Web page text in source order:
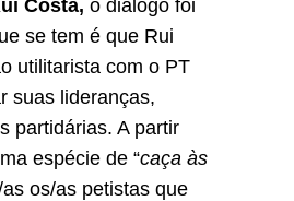
Costa, o diálogo foi
se tem é que Rui
utilitarista com o PT
suas lideranças,
partidárias. A partir
espécie de “caça às
os/as petistas que